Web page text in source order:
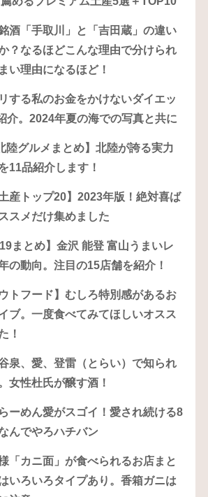
酒「手取川」と「吉田蔵」の違い
？なるほどこんな理由で分けられ
い理由になるほど！
する私のお金をかけないダイエッ
介。2024年夏の海での写真と共に
陸グルメまとめ】北陸が誇る実力
11品紹介します！
産トップ20】2023年版！絶対喜ば
スメだけ集めました
まとめ】金沢 能登 富山うまいレ
の動向。注目の15店舗を紹介！
トフード】むしろ特別感があるお
ブ。一度食べてみてほしいオスス
！
泉、愛、登雷（とらい）で知られ
女性杜氏が醸す酒！
ーめん愛がスゴイ！愛され続ける8
んでやろハチバン
「カニ面」が食べられるお店まと
いろいろタイプあり。香箱ガニは